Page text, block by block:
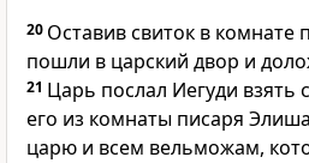
20 Оставив свиток в
пошли в царский двор и
21 Царь послал Иегуди взять
его из комнаты писаря
царю и всем вельможам,